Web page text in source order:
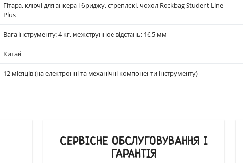
Гітара, ключі для анкера і бриджу, стреплокі, чохол Rockbag Student Line
Plus
Вага інструменту: 4 кг, межструнное відстань: 16,5 мм
Китай
12 місяців (на електронні та механічні компоненти інструменту)
СЕРВІСНЕ ОБСЛУГОВУВАННЯ І
ГАРАНТІЯ